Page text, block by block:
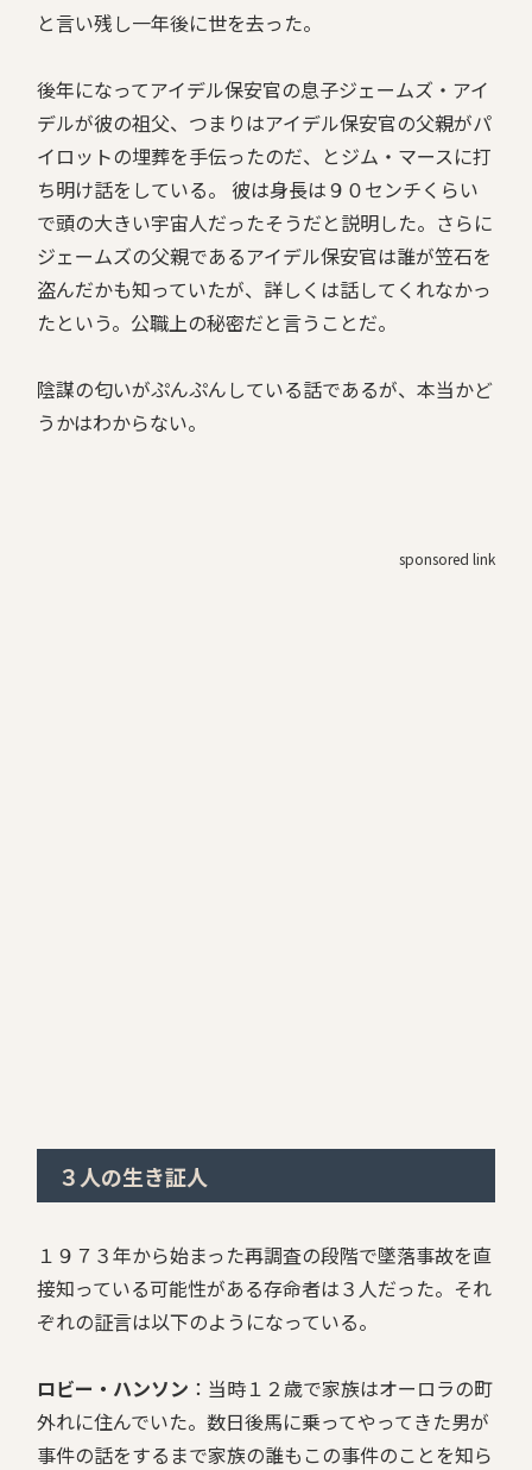
と言い残し一年後に世を去った。
後年になってアイデル保安官の息子ジェームズ・アイ
デルが彼の祖父、つまりはアイデル保安官の父親がパ
イロットの埋葬を手伝ったのだ、とジム・マースに打
ち明け話をしている。 彼は身長は９０センチくらい
で頭の大きい宇宙人だったそうだと説明した。さらに
ジェームズの父親であるアイデル保安官は誰が笠石を
盗んだかも知っていたが、詳しくは話してくれなかっ
たという。公職上の秘密だと言うことだ。
陰謀の匂いがぷんぷんしている話であるが、本当かど
うかはわからない。
sponsored link
３人の生き証人
１９７３年から始まった再調査の段階で墜落事故を直
接知っている可能性がある存命者は３人だった。それ
ぞれの証言は以下のようになっている。
ロビー・ハンソン ：当時１２歳で家族はオーロラの町
外れに住んでいた。数日後馬に乗ってやってきた男が
事件の話をするまで家族の誰もこの事件のことを知ら